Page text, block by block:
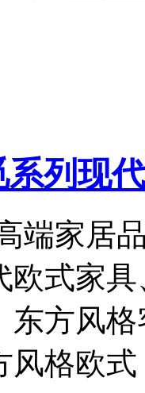
系列现
端家居
欧式家
东方风
风格欧式